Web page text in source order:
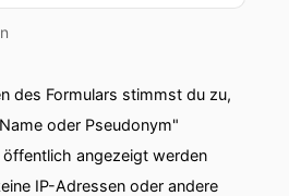
des Formulars stimmst du zu,
oder Pseudonym"
angezeigt werden
IP-Adressen oder andere